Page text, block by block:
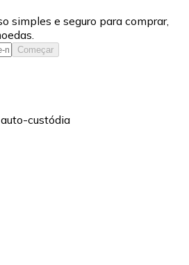
simples e seguro para comprar,
Começar
custódia